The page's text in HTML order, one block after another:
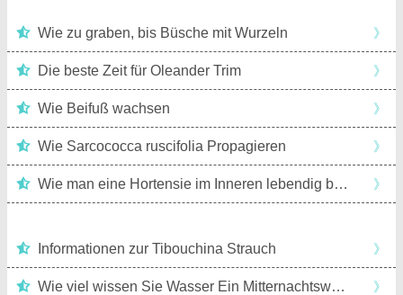
Indoor-Anbau Orchideen Outdoor-Anbau
Pflanzengrundlagen
Bäume
Wie zu graben, bis Büsche mit Wurzeln 》
Die beste Zeit für Oleander Trim 》
Wie Beifuß wachsen 》
Wie Sarcococca ruscifolia Propagieren 》
Wie man eine Hortensie im Inneren lebendig bis zum Frühjahr bleiben 》
Informationen zur Tibouchina Strauch 》
Wie viel wissen Sie Wasser Ein MitternachtsweinWeigela 》